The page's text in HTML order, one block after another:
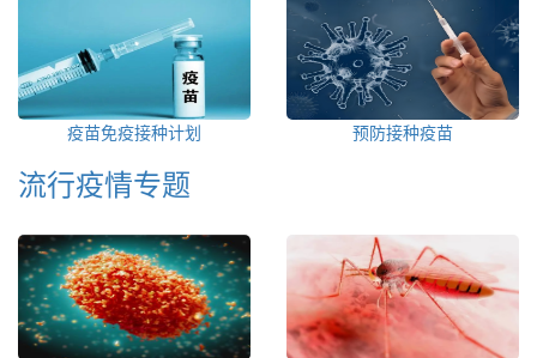
疫苗免疫接种计划 预防接种疫苗
流行疫情专题